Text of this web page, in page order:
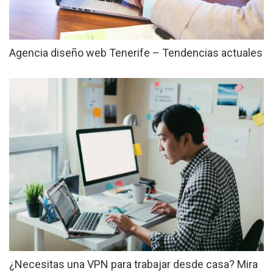
Distribuidor Televés son productos de
calidad para tu disfrute
servicios de construcción
Coaching de equipos como herramienta
vital en la planificación
¿Qué tipo de puertas especiales elegir
para el interior de una oficina?
Las ventajas de comprar una vivienda en
el Oriente Antioqueño
Los 5 regalos promocionales más
Agencia diseño web Tenerife – Tendencias actuales
¿Necesitas una VPN para trabajar desde casa? Mira